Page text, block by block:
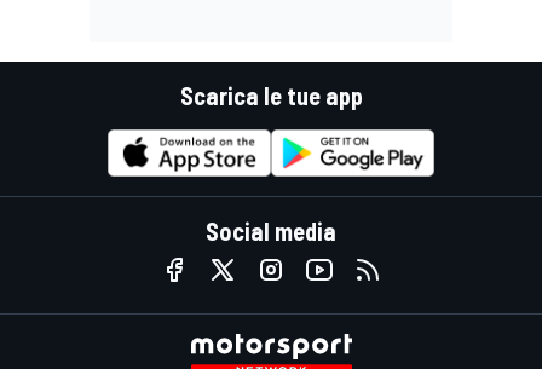
Scarica le tue app
Social media